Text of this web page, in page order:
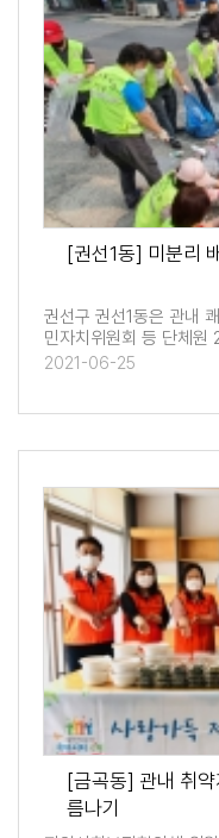
[권선1동] 미분리
권선구 권선1동은 관내
민자치위원회 등 단체
2021-06-25
[금곡동] 관내 취
름나기